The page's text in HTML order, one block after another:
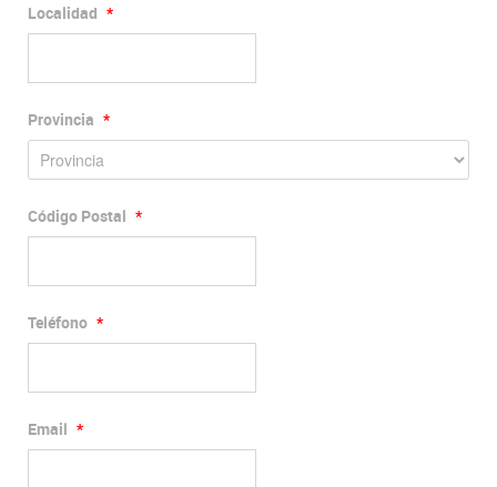
Localidad *
Provincia *
Código Postal *
Teléfono *
Email *